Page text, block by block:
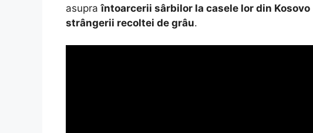
asupraîntoarcerii sârbilor la casele lor din Kosovo
strângerii recoltei de grâu.